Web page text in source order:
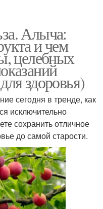
Алыча:
и чем
целебных
здоровья)
сегодня в тренде, как
исключительно
сохранить отличное
до самой старости.